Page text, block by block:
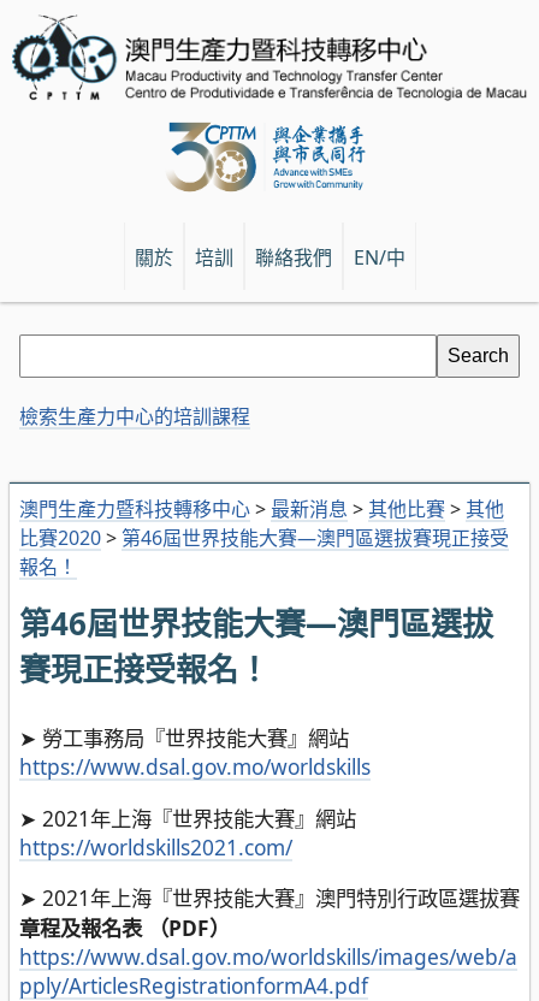
關於 培訓 聯絡我們 EN/中
澳門生產力暨科技轉移中心> 最新消息 >其他比賽>其他
比賽2020> 第46屆世界技能大賽—澳門區選拔賽現正接受
報名！
第46屆世界技能大賽—澳門區選拔
賽現正接受報名！
➤ 勞工事務局『世界技能大賽』網站
https://www.dsal.gov.mo/worldskills
➤ 2021年上海『世界技能大賽』網站
https://worldskills2021.com/
➤ 2021年上海『世界技能大賽』澳門特別行政區選拔賽
章程及報名表 （PDF）
https://www.dsal.gov.mo/worldskills/images/web/a
pply/ArticlesRegistrationformA4.pdf
檢索生產力中心的培訓課程